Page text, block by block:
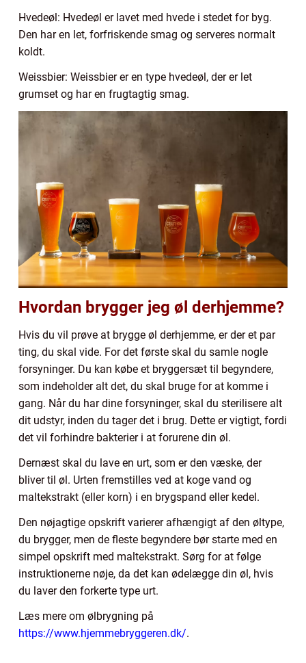
Hvedeøl: Hvedeøl er lavet med hvede i stedet for byg.
Den har en let, forfriskende smag og serveres normalt
koldt.
Weissbier: Weissbier er en type hvedeøl, der er let
grumset og har en frugtagtig smag.
Hvordan brygger jeg øl derhjemme?
Hvis du vil prøve at brygge øl derhjemme, er der et par
ting, du skal vide. For det første skal du samle nogle
forsyninger. Du kan købe et bryggersæt til begyndere,
som indeholder alt det, du skal bruge for at komme i
gang. Når du har dine forsyninger, skal du sterilisere alt
dit udstyr, inden du tager det i brug. Dette er vigtigt, fordi
det vil forhindre bakterier i at forurene din øl.
Dernæst skal du lave en urt, som er den væske, der
bliver til øl. Urten fremstilles ved at koge vand og
maltekstrakt (eller korn) i en brygspand eller kedel.
Den nøjagtige opskrift varierer afhængigt af den øltype,
du brygger, men de fleste begyndere bør starte med en
simpel opskrift med maltekstrakt. Sørg for at følge
instruktionerne nøje, da det kan ødelægge din øl, hvis
du laver den forkerte type urt.
Læs mere om ølbrygning på
https://www.hjemmebryggeren.dk/.